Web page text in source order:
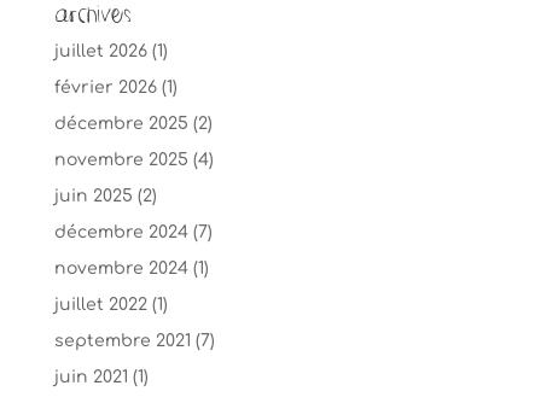
Archives
juillet 2026(1)
février 2026(1)
décembre 2025 (2)
novembre 2025 (4)
juin 2025 (2)
décembre 2024(7)
novembre 2024(1)
juillet 2022(1)
septembre 2021 (7)
juin 2021 (1)